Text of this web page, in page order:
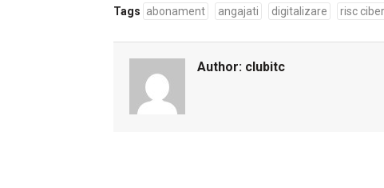
Tags abonament angajati digitalizare risc
Author: clubitc